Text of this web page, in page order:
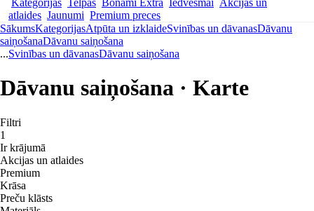
Kategorijas Telpas Bonami Extra Iedvesmai Akcijas un
atlaides Jaunumi Premium preces
SākumsKategorijasAtpūta un izklaideSvinības un dāvanasDāvanu
saiņošanaDāvanu saiņošana
...Svinības un dāvanasDāvanu saiņošana
Dāvanu saiņošana · Karte
Filtri
1
Ir krājumā
Akcijas un atlaides
Premium
Krāsa
Preču klāsts